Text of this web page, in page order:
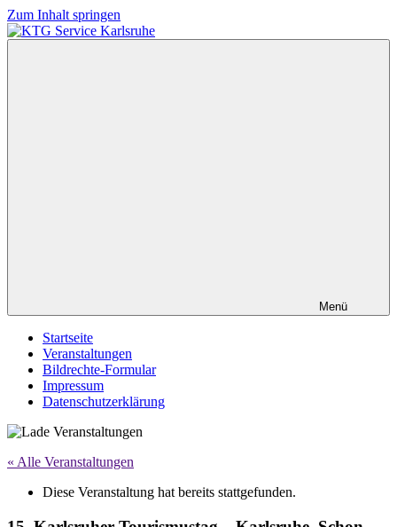
Zum Inhalt springen
Menü
Startseite
Veranstaltungen
Bildrechte-Formular
Impressum
Datenschutzerklärung
« Alle Veranstaltungen
Diese Veranstaltung hat bereits stattgefunden.